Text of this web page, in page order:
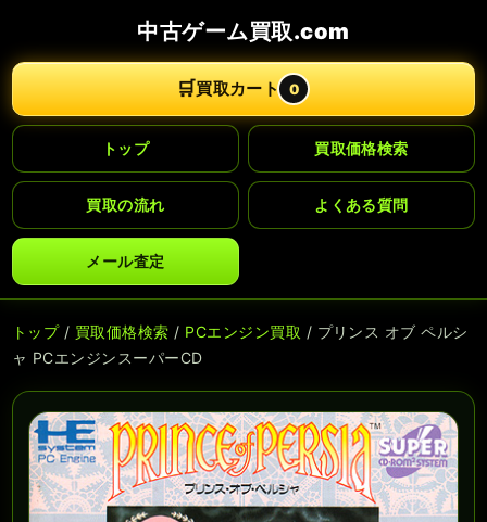
中古ゲーム買取.com
🛒買取カート 0
トップ 買取価格検索
買取の流れ よくある質問
メール査定
トップ/ 買取価格検索 / PCエンジン買取 / プリンス オブ ペルシ
ャ PCエンジンスーパーCD